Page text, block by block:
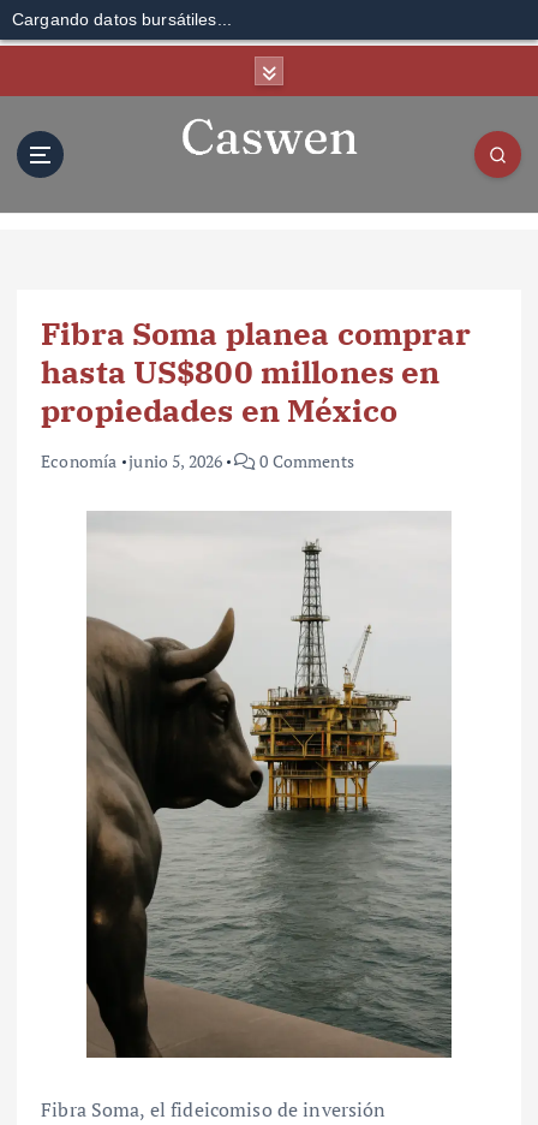
Cargando datos bursátiles...
Fibra Soma planea comprar
hasta US$800 millones en
propiedades en México
Economía junio 5, 2026 0 Comments
Fibra Soma, el fideicomiso de inversión